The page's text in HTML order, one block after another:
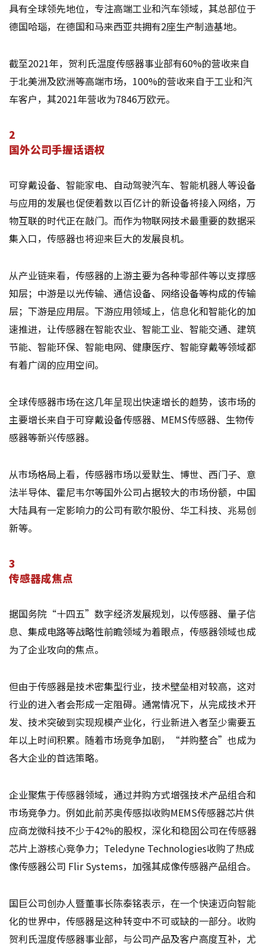
具有全球领先地位，专注高端工业和汽车领域，其总部位于
德国哈瑙，在德国和马来西亚共拥有2座生产制造基地。
截至2021年，贺利氏温度传感器事业部有60%的营收来自
于北美洲及欧洲等高端市场，100%的营收来自于工业和汽
车客户，其2021年营收为7846万欧元。
2
国外公司手握话语权
可穿戴设备、智能家电、自动驾驶汽车、智能机器人等设备
与应用的发展也促使着数以百亿计的新设备将接入网络，万
物互联的时代正在敲门。而作为物联网技术最重要的数据采
集入口，传感器也将迎来巨大的发展良机。
从产业链来看，传感器的上游主要为各种零部件等以支撑感
知层；中游是以光传输、通信设备、网络设备等构成的传输
层；下游是应用层。下游应用领域上，信息化和智能化的加
速推进，让传感器在智能农业、智能工业、智能交通、建筑
节能、智能环保、智能电网、健康医疗、智能穿戴等领域都
有着广阔的应用空间。
全球传感器市场在这几年呈现出快速增长的趋势，该市场的
主要增长来自于可穿戴设备传感器、MEMS传感器、生物传
感器等新兴传感器。
从市场格局上看，传感器市场以爱默生、博世、西门子、意
法半导体、霍尼韦尔等国外公司占据较大的市场份额，中国
大陆具有一定影响力的公司有歌尔股份、华工科技、兆易创
新等。
3
传感器成焦点
据国务院“十四五”数字经济发展规划，以传感器、量子信
息、集成电路等战略性前瞻领域为着眼点，传感器领域也成
为了企业攻向的焦点。
但由于传感器是技术密集型行业，技术壁垒相对较高，这对
行业的进入者会形成一定阻碍。通常情况下，从完成技术开
发、技术突破到实现规模产业化，行业新进入者至少需要五
年以上时间积累。随着市场竞争加剧，“并购整合”也成为
各大企业的首选策略。
企业聚焦于传感器领域，通过并购方式增强技术产品组合和
市场竞争力。例如此前苏奥传感拟收购MEMS传感器芯片供
应商龙微科技不少于42%的股权，深化和稳固公司在传感器
芯片上游核心竞争力；Teledyne Technologies收购了热成
像传感器公司 Flir Systems，加强其成像传感器产品组合。
国巨公司创办人暨董事长陈泰铭表示，在一个快速迈向智能
化的世界中，传感器是这种转变中不可或缺的一部分。收购
贺利氏温度传感器事业部，与公司产品及客户高度互补，尤